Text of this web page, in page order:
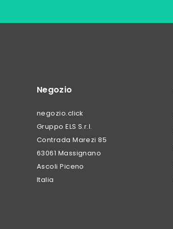
Negozio
negozio.click
Gruppo ELS S.r.l.
Contrada Marezi 85
63061 Massignano
Ascoli Piceno
Italia